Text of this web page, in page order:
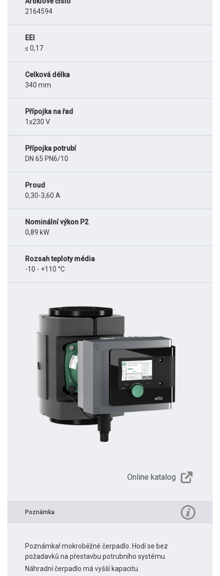
2164594
EEI
≤ 0,17
Celková délka
340 mm
Přípojka na řad
1x230 V
Přípojka potrubí
DN 65 PN6/10
Proud
0,30-3,60 A
Nominální výkon P2
0,89 kW
Rozsah teploty média
-10 - +110 °C
Online katalog
Poznámka
Poznámka! mokroběžné čerpadlo. Hodí se bez
požadavků na přestavbu potrubního systému.
Náhradní čerpadlo má vyšší kapacitu.